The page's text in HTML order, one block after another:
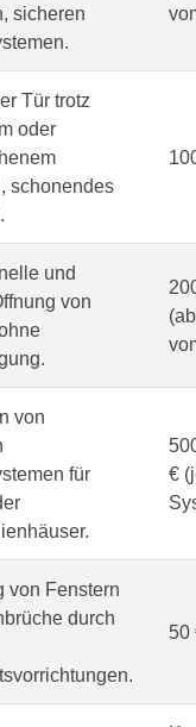
sicheren
Tür trotz
oder
schonendes
und
von
von
für
€
von Fenstern
durch
50